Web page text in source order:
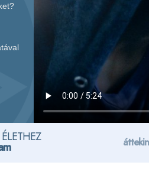
A Szcientológia
Mi a nagyság?